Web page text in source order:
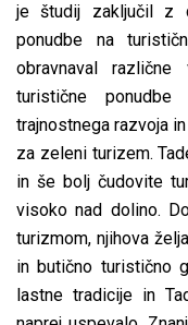
je študij zaključil z
ponudbe na
obravnaval
turistične
trajnostnega razvoja
za zeleni turizem.
in še bolj čudovite
visoko nad dolino.
turizmom, njihova
in butično turistično
lastne tradicije in